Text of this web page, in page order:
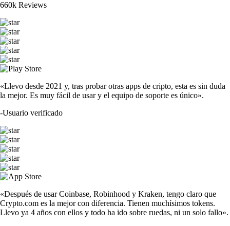
660k Reviews
«Llevo desde 2021 y, tras probar otras apps de cripto, esta es sin duda
la mejor. Es muy fácil de usar y el equipo de soporte es único».
-Usuario verificado
«Después de usar Coinbase, Robinhood y Kraken, tengo claro que
Crypto.com es la mejor con diferencia. Tienen muchísimos tokens.
Llevo ya 4 años con ellos y todo ha ido sobre ruedas, ni un solo fallo».